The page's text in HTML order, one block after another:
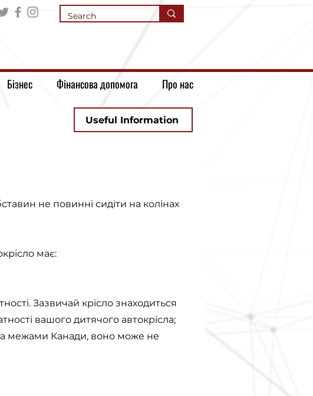
Бізнес Фінансова допомога Про нас
Useful Information
не повинні сидіти на колінах
має:
Зазвичай крісло знаходиться
вашого дитячого автокрісла;
межами Канади, воно може не